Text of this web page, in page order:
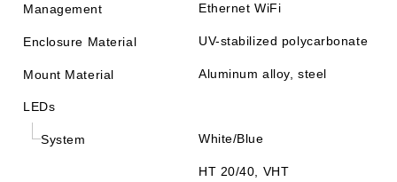
Management Ethernet WiFi
Enclosure Material UV-stabilized polycarbonate
Mount Material Aluminum alloy, steel
LEDs
System White/Blue
HT 20/40, VHT